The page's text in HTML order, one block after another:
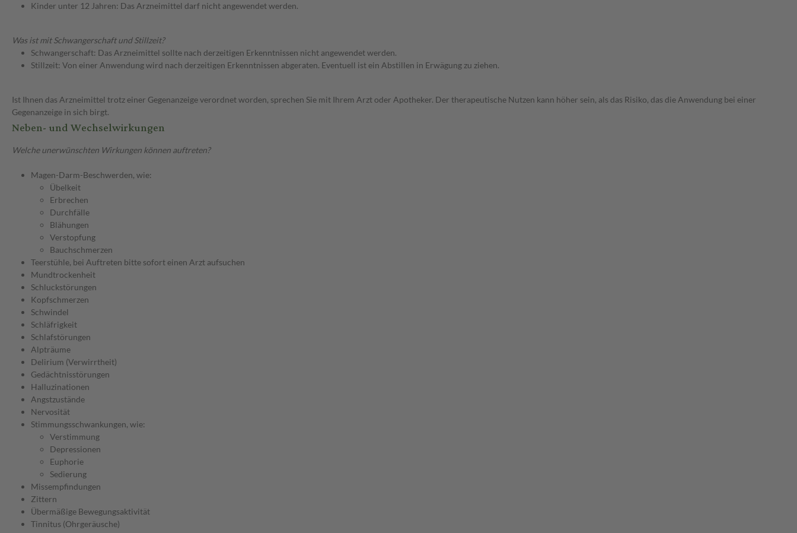
Kinder unter 12 Jahren: Das Arzneimittel darf nicht angewendet werden.
Was ist mit Schwangerschaft und Stillzeit?
Schwangerschaft: Das Arzneimittel sollte nach derzeitigen Erkenntnissen nicht angewendet werden.
Stillzeit: Von einer Anwendung wird nach derzeitigen Erkenntnissen abgeraten. Eventuell ist ein Abstillen in Erwägung zu ziehen.
Ist Ihnen das Arzneimittel trotz einer Gegenanzeige verordnet worden, sprechen Sie mit Ihrem Arzt oder Apotheker. Der therapeutische Nutzen kann höher sein, als das Risiko, das die Anwendung bei einer
Gegenanzeige in sich birgt.
Neben- und Wechselwirkungen
Welche unerwünschten Wirkungen können auftreten?
Magen-Darm-Beschwerden, wie:
Übelkeit
Erbrechen
Durchfälle
Blähungen
Verstopfung
Bauchschmerzen
Teerstühle, bei Auftreten bitte sofort einen Arzt aufsuchen
Mundtrockenheit
Schluckstörungen
Kopfschmerzen
Schwindel
Schläfrigkeit
Schlafstörungen
Alpträume
Delirium (Verwirrtheit)
Gedächtnisstörungen
Halluzinationen
Angstzustände
Nervosität
Stimmungsschwankungen, wie:
Verstimmung
Depressionen
Euphorie
Sedierung
Missempfindungen
Zittern
Übermäßige Bewegungsaktivität
Tinnitus (Ohrgeräusche)